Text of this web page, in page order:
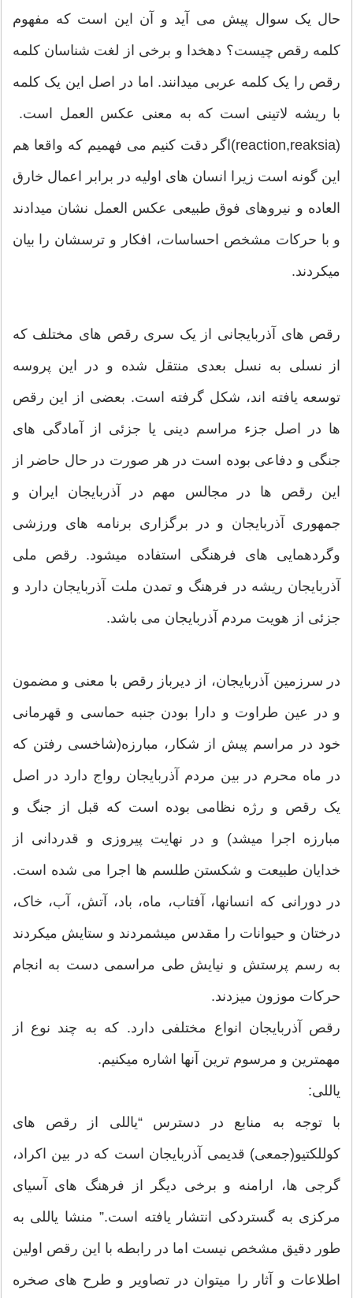
حال یک سوال پیش می آید و آن این است که مفهوم
کلمه رقص چیست؟ دهخدا و برخی از لغت شناسان کلمه
رقص را یک کلمه عربی میدانند. اما در اصل این یک کلمه
با ریشه لاتینی است که به معنی عکس العمل است.
(reaction,reaksia)اگر دقت کنیم می فهمیم که واقعا هم
این گونه است زیرا انسان های اولیه در برابر اعمال خارق
العاده و نیروهای فوق طبیعی عکس العمل نشان میدادند
و با حرکات مشخص احساسات، افکار و ترسشان را بیان
میکردند.
رقص های آذربایجانی از یک سری رقص های مختلف که
از نسلی به نسل بعدی منتقل شده و در این پروسه
توسعه یافته اند، شکل گرفته است. بعضی از این رقص
ها در اصل جزء مراسم دینی یا جزئی از آمادگی های
جنگی و دفاعی بوده است در هر صورت در حال حاضر از
این رقص ها در مجالس مهم در آذربایجان ایران و
جمهوری آذربایجان و در برگزاری برنامه های ورزشی
وگردهمایی های فرهنگی استفاده میشود. رقص ملی
آذربایجان ریشه در فرهنگ و تمدن ملت آذربایجان دارد و
جزئی از هویت مردم آذربایجان می باشد.
در سرزمین آذربایجان، از دیرباز رقص با معنی و مضمون
و در عین طراوت و دارا بودن جنبه حماسی و قهرمانی
خود در مراسم پیش از شکار، مبارزه(شاخسی رفتن که
در ماه محرم در بین مردم آذربایجان رواج دارد در اصل
یک رقص و رژه نظامی بوده است که قبل از جنگ و
مبارزه اجرا میشد) و در نهایت پیروزی و قدردانی از
خدایان طبیعت و شکستن طلسم ها اجرا می شده است.
در دورانی که انسانها، آفتاب، ماه، باد، آتش، آب، خاک،
درختان و حیوانات را مقدس میشمردند و ستایش میکردند
به رسم پرستش و نیایش طی مراسمی دست به انجام
حرکات موزون میزدند.
رقص آذربایجان انواع مختلفی دارد. که به چند نوع از
مهمترین و مرسوم ترین آنها اشاره میکنیم.
یاللی:
با توجه به منابع در دسترس “یاللی از رقص های
کوللکتیو(جمعی) قدیمی آذربایجان است که در بین اکراد،
گرجی ها، ارامنه و برخی دیگر از فرهنگ های آسیای
مرکزی به گستردکی انتشار یافته است.” منشا یاللی به
طور دقیق مشخص نیست اما در رابطه با این رقص اولین
اطلاعات و آثار را میتوان در تصاویر و طرح های صخره